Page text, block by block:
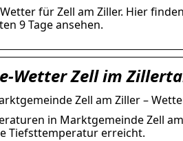
für Zell am Ziller. Hier
9 Tage ansehen.
Wetter Zell im
Zell am Ziller –
in Marktgemeinde Zell
Tiefsttemperatur erreicht.